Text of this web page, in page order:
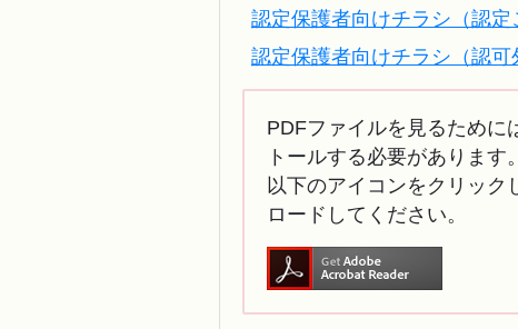
認定保護者向けチラシ（認定
認定保護者向けチラシ（認可
PDFファイルを見るために
トールする必要があります。
以下のアイコンをクリック
ロードしてください。